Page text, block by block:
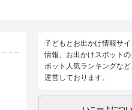
子どもとお出かけ情報サ
情報、お出かけスポット
ポット人気ランキングな
運営しております。